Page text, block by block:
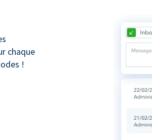
chaque
!